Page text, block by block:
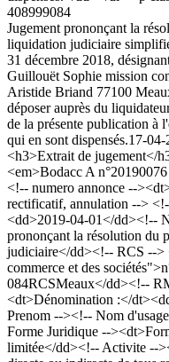
408999084
Jugement prononçant la
liquidation judiciaire
31 décembre 2018,
Guillouët Sophie mission
Aristide Briand 77100
déposer auprès du
de la présente publication à
qui en sont dispensés.17-04-
<h3>Extrait de jugement</
<em>Bodacc A
<!-- numero annonce --
rectificatif, annulation -->
<dd>2019-04-01</dd><!--
prononçant la résolution du
judiciaire</dd><!-- RCS -->
commerce et des
084RCSMeaux</dd><!--
<dt>Dénomination :</
Prenom --><!-- Nom
Forme Juridique --
limitée</dd><!-- Activite --